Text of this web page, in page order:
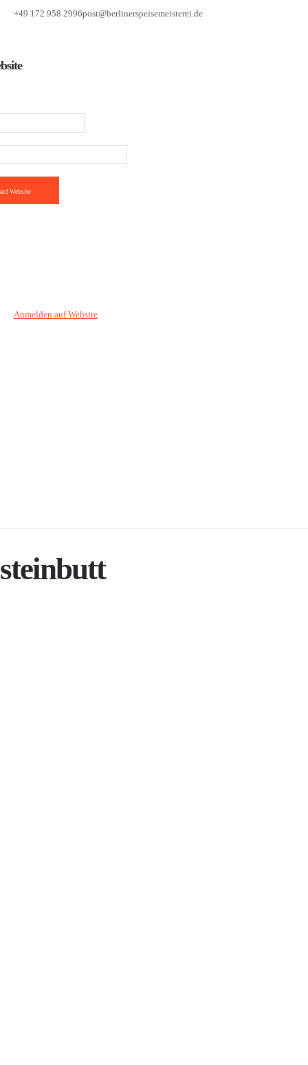
+49 172 958 2996post@berlinerspeisemeisterei.de
Website
Anmelden auf Website
steinbutt